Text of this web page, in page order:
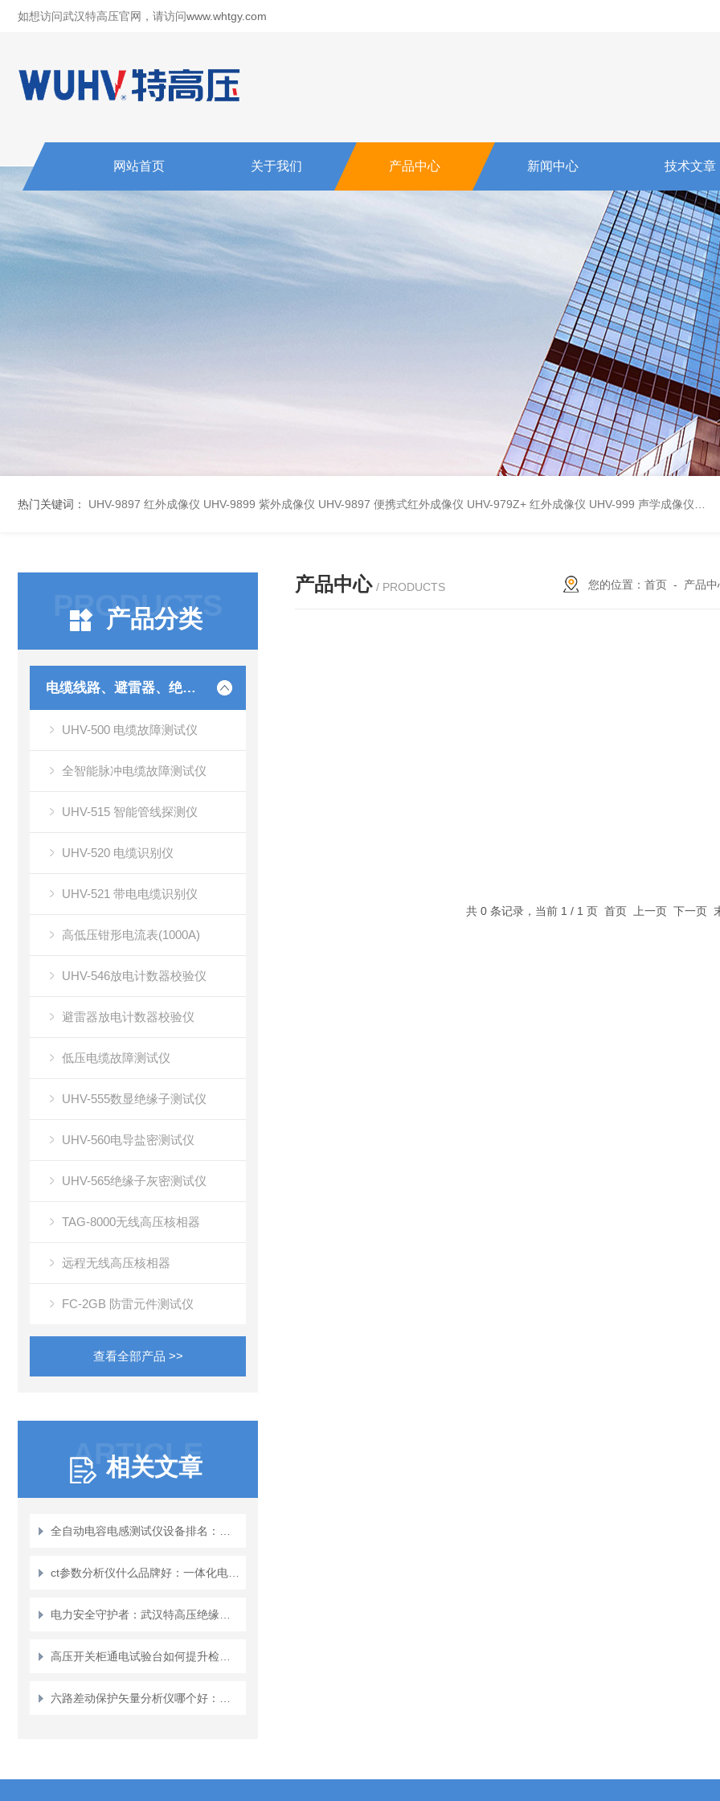
如想访问武汉特高压官网，请访问www.whtgy.com
网站首页 关于我们 产品中心 新闻中心 技术文章
热门关键词： UHV-9897 红外成像仪 UHV-9899 紫外成像仪 UHV-9897 便携式红外成像仪 UHV-979Z+ 红外成像仪 UHV-999 声学成像仪
PRODUCTS
产品分类
电缆线路、避雷器、绝缘子测试仪器
UHV-500 电缆故障测试仪
全智能脉冲电缆故障测试仪
UHV-515 智能管线探测仪
UHV-520 电缆识别仪
UHV-521 带电电缆识别仪
高低压钳形电流表(1000A)
UHV-546放电计数器校验仪
避雷器放电计数器校验仪
低压电缆故障测试仪
UHV-555数显绝缘子测试仪
UHV-560电导盐密测试仪
UHV-565绝缘子灰密测试仪
TAG-8000无线高压核相器
远程无线高压核相器
FC-2GB 防雷元件测试仪
查看全部产品 >>
ARTICLE
相关文章
产品中心 / PRODUCTS 您的位置： 首页- 产品中
共 0 条记录，当前 1 / 1 页 首页 上一页 下一页